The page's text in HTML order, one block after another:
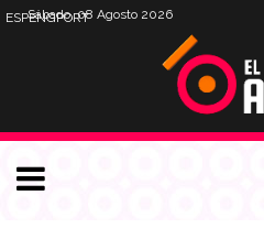
Sábado, 08 Agosto 2026
ESPENGPORT